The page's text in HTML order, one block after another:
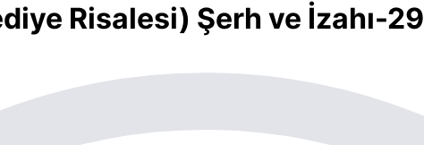
Risalesi) Şerh ve İzahı-29